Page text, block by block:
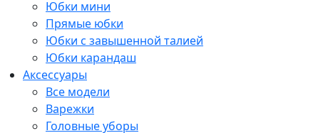
Юбки мини
Прямые юбки
Юбки с завышенной талией
Юбки карандаш
Аксессуары
Все модели
Варежки
Головные уборы